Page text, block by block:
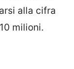
alla cifra
milioni.